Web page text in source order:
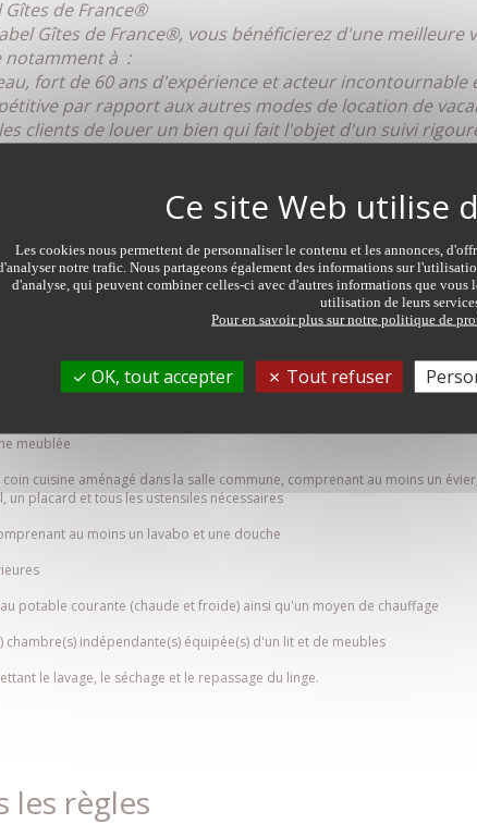
de France®
Gîtes de France®, vous bénéficierez d'une
notamment à :
fort de 60 ans d'expérience et acteur
par rapport aux autres modes de location de
clients de louer un bien qui fait l'objet d'un suivi
aux attentes d'une clientèle de plus en plus
d'un suivi personnalisé pour adapter votre
des réponses à toutes vos interrogations qu'elles soient
Gîtes de France®bénéficie d'un référentiel
situation/extérieurs, habitabilité, équipements
services, standing/décoration) définissant une
équipement minimum pour
hôtes, le gîte devra au minimum avoir :
meublée
coin cuisine aménagé dans la salle commune, comprenant au moins un
un placard et tous les ustensiles nécessaires
au moins un lavabo et une douche
potable courante (chaude et froide) ainsi qu'un moyen de chauffage
chambre(s) indépendante(s) équipée(s) d'un lit et de meubles
le lavage, le séchage et le repassage du linge.
les règles
Les cookies nous permettent de personnaliser le contenu et les annonces,
notre trafic. Nous partageons également des informations sur
d'analyse, qui peuvent combiner celles-ci avec d'autres informations que
utilisation de leurs
Pour en savoir plus sur notre politique de
OK, tout accepter Tout refuser